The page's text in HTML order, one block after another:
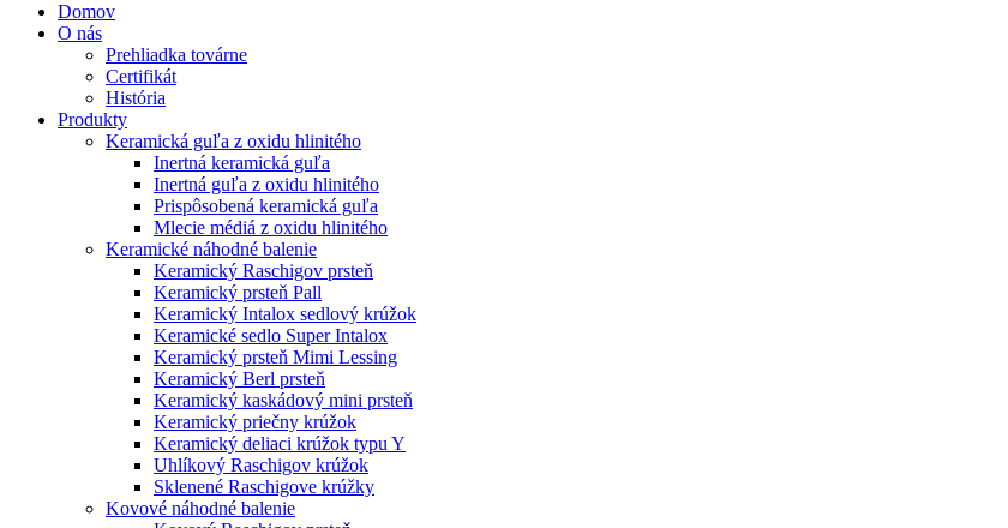
Domov
O nás
Prehliadka továrne
Certifikát
História
Produkty
Keramická guľa z oxidu hlinitého
Inertná keramická guľa
Inertná guľa z oxidu hlinitého
Prispôsobená keramická guľa
Mlecie médiá z oxidu hlinitého
Keramické náhodné balenie
Keramický Raschigov prsteň
Keramický prsteň Pall
Keramický Intalox sedlový krúžok
Keramické sedlo Super Intalox
Keramický prsteň Mimi Lessing
Keramický Berl prsteň
Keramický kaskádový mini prsteň
Keramický priečny krúžok
Keramický deliaci krúžok typu Y
Uhlíkový Raschigov krúžok
Sklenené Raschigove krúžky
Kovové náhodné balenie